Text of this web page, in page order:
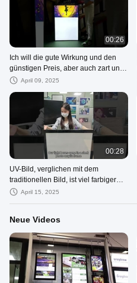
00:26
Ich will die gute Wirkung und den
günstigen Preis, aber auch zart und
langlebig sein.
April 09, 2025
00:28
UV-Bild, verglichen mit dem
traditionellen Bild, ist viel farbiger
und hellfokussierter.
April 15, 2025
Neue Videos